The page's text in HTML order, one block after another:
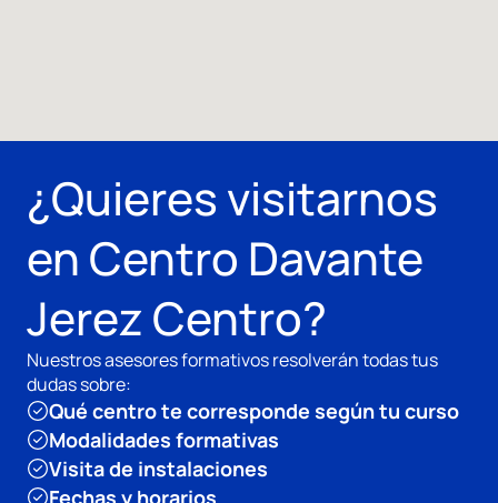
¿Quieres visitarnos
en Centro Davante
Jerez Centro?
Nuestros asesores formativos resolverán todas tus
dudas sobre:
Qué centro te corresponde según tu curso
Modalidades formativas
Visita de instalaciones
Fechas y horarios